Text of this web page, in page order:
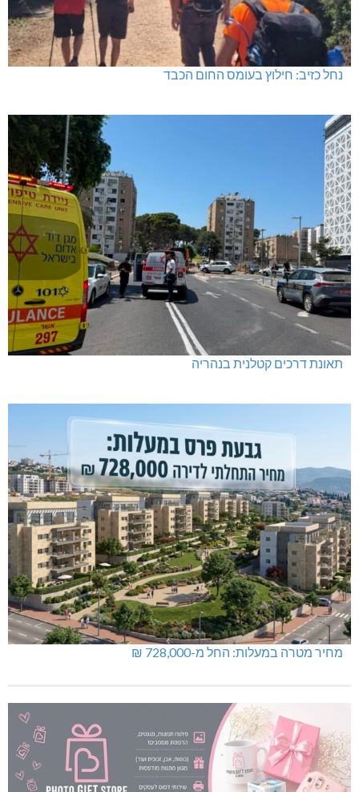
נחל כזיב: חילוץ בעומס החום הכבד
תאונת דרכים קטלנית בנהריה
מחיר מטרה במעלות: החל מ-728,000 ₪